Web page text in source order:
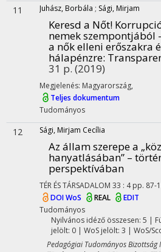
11 Juhász, Borbála ; Sági, Mirjam
Keresd a Nőt!
nemek szempontjából
a nők elleni erőszakra
hálapénzre:
31 p.(2019)
Megjelenés: Magyarország,
Teljes dokumentum
Tudományos
12 Sági, Mirjam Cecília
Az állam szerepe a
hanyatlásában” –
perspektívában
TÉR ÉS TÁRSADALOM 33 : 4 pp. 87-
DOIWoS REAL
EDIT
Tudományos
Nyilvános idéző összesen: 5 |
jelölt: 0 | WoS jelölt: 3 | WoS/
Pedagógiai Tudományos Bizottság